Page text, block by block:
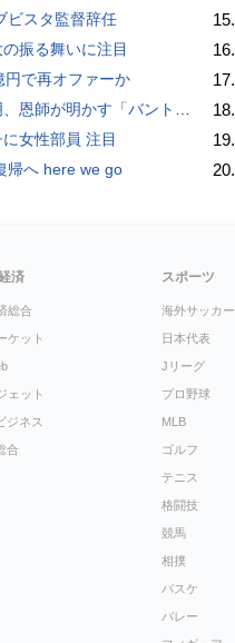
ビスタ監督辞任
振る舞いに注目
円で再オファーか
バント拒否でホームラン」の“やんちゃ坊主”時代
女性部員 注目
帰へ here we go
15.
16.
17.
18.
19.
20.
済
総合
ケット
ェット
ジネス
合
スポーツ
海外サッカー
日本代表
Jリーグ
プロ野球
MLB
ゴルフ
テニス
格闘技
競馬
相撲
バスケ
バレー